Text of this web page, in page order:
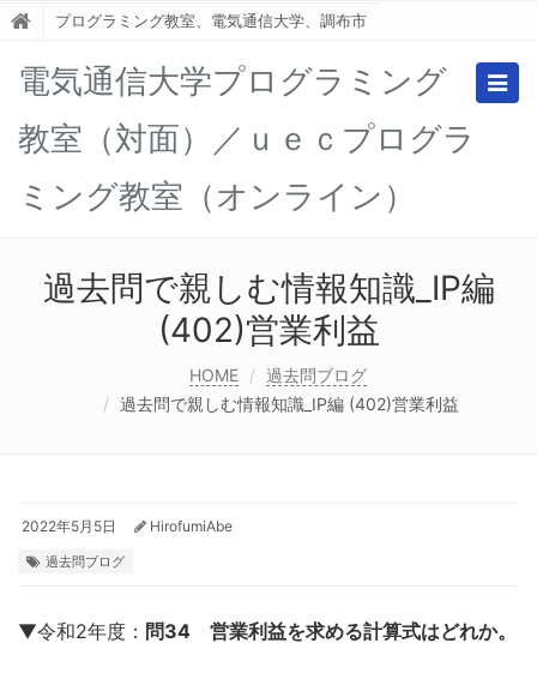
プログラミング教室、電気通信大学、調布市
電気通信大学プログラミング
教室（対面）／ｕｅｃプログラ
ミング教室（オンライン）
過去問で親しむ情報知識_IP編
(402)営業利益
HOME
過去問ブログ
過去問で親しむ情報知識_IP編 (402)営業利益
2022年5月5日 HirofumiAbe
過去問ブログ
▼令和2年度： 問34 営業利益を求める計算式はどれか。